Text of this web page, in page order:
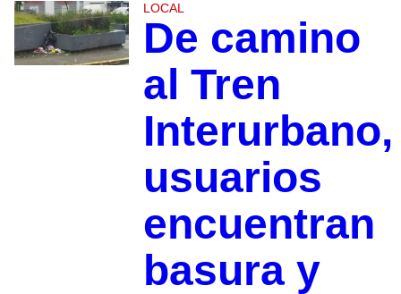
LOCAL
De camino
al Tren
Interurbano,
usuarios
encuentran
basura y